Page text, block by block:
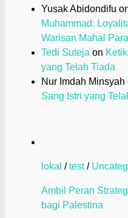
Yusak Abidondifu
Muhammad:
Warisan Mahal
Tedi Suteja on
yang Telah Tiada
Nur Imdah Minsyah
Sang Istri yang
lokal /test/
Ambil Peran
bagi Palestina